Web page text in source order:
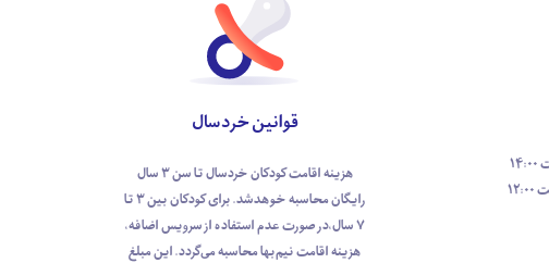
مسافرین گرامی می توانند بعد از ساعت 14:00
اتاق خود را تحویل گیرندو قبل از ساعت 12:00
قوانین خردسال
هزینه اقامت کودکان خردسال تا سن 3 سال
رایگان محاسبه خوهد‌شد. برای کودکان بین 3 تا
7 سال،در صورت عدم استفاده از سرویس اضافه،
هزینه اقامت نیم‌بها محاسبه می‌گردد. این مبلغ